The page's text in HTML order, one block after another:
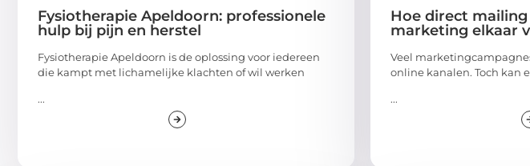
Fysiotherapie Apeldoorn: professionele
hulp bij pijn en herstel
Fysiotherapie Apeldoorn is de oplossing voor iedereen
die kampt met lichamelijke klachten of wil werken
...
Hoe direct
marketing elkaar
Veel
online kanalen. Toch kan
...